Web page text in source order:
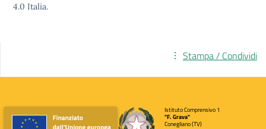
4.0 Italia.
Stampa / Condividi
Istituto Comprensivo 1
"F. Grava"
Conegliano (TV)